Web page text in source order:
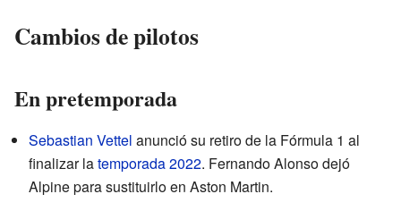
Cambios de pilotos
En pretemporada
Sebastian Vettel anunció su retiro de la Fórmula 1 al
finalizar latemporada 2022. Fernando Alonso dejó
Alpine para sustituirlo en Aston Martin.